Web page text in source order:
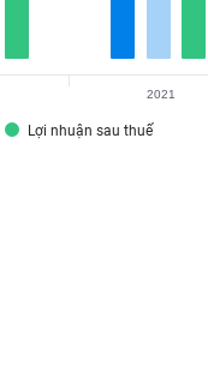
Lợi nhuận sau thuế
2021